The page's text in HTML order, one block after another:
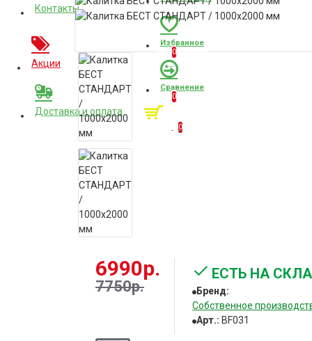
Контакты
Акции
Доставка и оплата
Избранное
0
Сравнение
0
0
6990р.
7750р.
ЕСТЬ НА
Бренд:
Собственное
Арт.: BF031